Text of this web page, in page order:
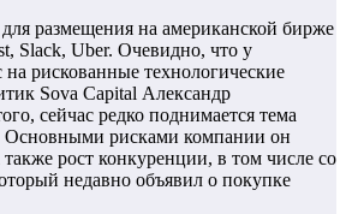
размещения на американской бирже
Slack, Uber. Очевидно, что у
на рискованные технологические
Sova Capital Александр
сейчас редко поднимается тема
Основными рисками компании он
также рост конкуренции, в том числе со
недавно объявил о покупке